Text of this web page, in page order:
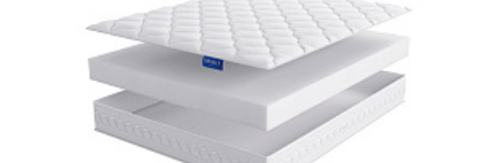
В корзину